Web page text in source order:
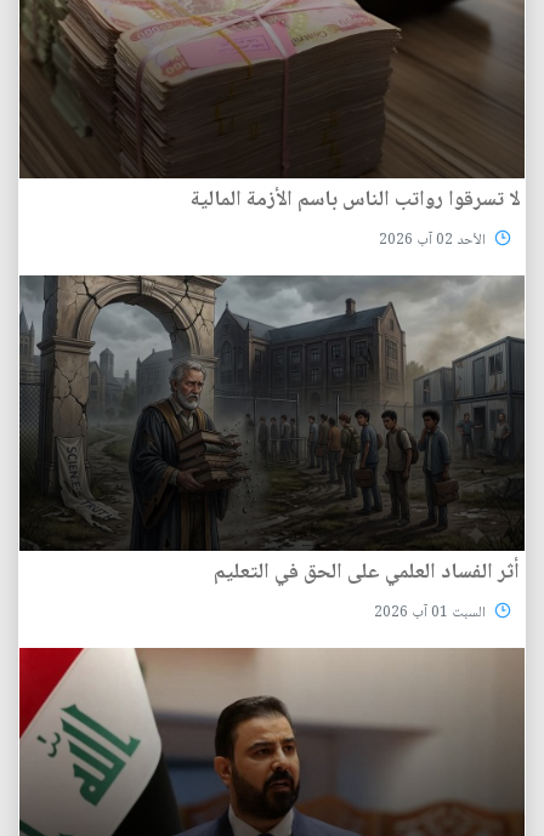
لا تسرقوا رواتب الناس باسم الأزمة المالية
الأحد 02 آب 2026
أثر الفساد العلمي على الحق في التعليم
السبت 01 آب 2026